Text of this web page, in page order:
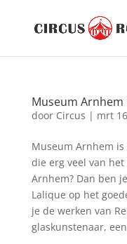
Museum Arnhem
door Circus | mrt
Museum Arnhem
die erg veel van
Arnhem? Dan ben
Lalique op het
je de werken van
glaskunstenaar,